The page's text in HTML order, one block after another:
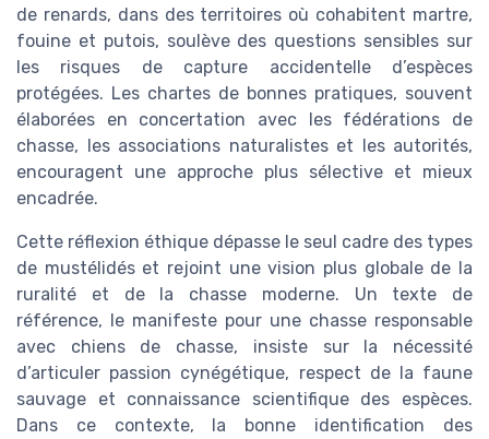
de renards, dans des territoires où cohabitent martre,
fouine et putois, soulève des questions sensibles sur
les risques de capture accidentelle d’espèces
protégées. Les chartes de bonnes pratiques, souvent
élaborées en concertation avec les fédérations de
chasse, les associations naturalistes et les autorités,
encouragent une approche plus sélective et mieux
encadrée.
Cette réflexion éthique dépasse le seul cadre des types
de mustélidés et rejoint une vision plus globale de la
ruralité et de la chasse moderne. Un texte de
référence, le manifeste pour une chasse responsable
avec chiens de chasse, insiste sur la nécessité
d’articuler passion cynégétique, respect de la faune
sauvage et connaissance scientifique des espèces.
Dans ce contexte, la bonne identification des